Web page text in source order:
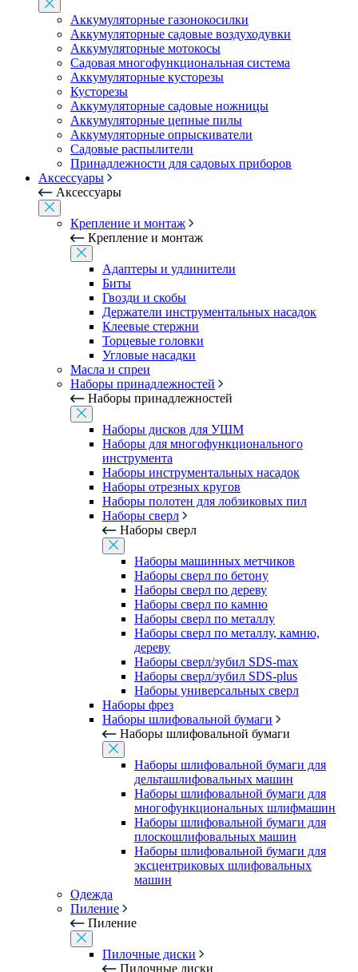
Аккумуляторные газонокосилки
Аккумуляторные садовые воздуходувки
Аккумуляторные мотокосы
Садовая многофункциональная система
Аккумуляторные кусторезы
Кусторезы
Аккумуляторные садовые ножницы
Аккумуляторные цепные пилы
Аккумуляторные опрыскиватели
Садовые распылители
Принадлежности для садовых приборов
Аксессуары
Аксессуары
Крепление и монтаж
Крепление и монтаж
Адаптеры и удлинители
Биты
Гвозди и скобы
Держатели инструментальных насадок
Клеевые стержни
Торцевые головки
Угловые насадки
Масла и спреи
Наборы принадлежностей
Наборы принадлежностей
Наборы дисков для УШМ
Наборы для многофункционального
инструмента
Наборы инструментальных насадок
Наборы отрезных кругов
Наборы полотен для лобзиковых пил
Наборы сверл
Наборы сверл
Наборы машинных метчиков
Наборы сверл по бетону
Наборы сверл по дереву
Наборы сверл по камню
Наборы сверл по металлу
Наборы сверл по металлу, камню,
дереву
Наборы сверл/зубил SDS-max
Наборы сверл/зубил SDS-plus
Наборы универсальных сверл
Наборы фрез
Наборы шлифовальной бумаги
Наборы шлифовальной бумаги
Наборы шлифовальной бумаги для
дельташлифовальных машин
Наборы шлифовальной бумаги для
многофункциональных шлифмашин
Наборы шлифовальной бумаги для
плоскошлифовальных машин
Наборы шлифовальной бумаги для
эксцентриковых шлифовальных
машин
Одежда
Пиление
Пиление
Пилочные диски
Пилочные диски